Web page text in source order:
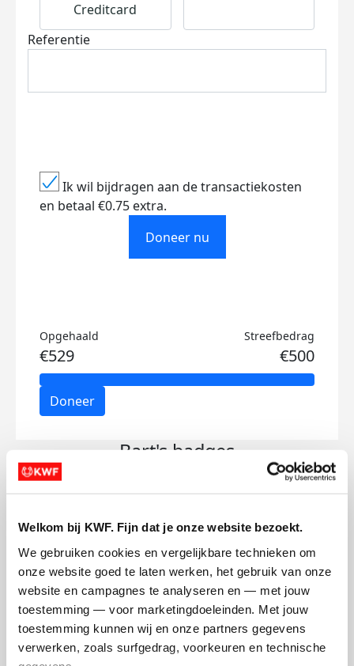
Welkom bij KWF. Fijn dat je onze website bezoekt.
We gebruiken cookies en vergelijkbare technieken om
onze website goed te laten werken, het gebruik van onze
website en campagnes te analyseren en — met jouw
toestemming — voor marketingdoeleinden. Met jouw
toestemming kunnen wij en onze partners gegevens
verwerken, zoals surfgedrag, voorkeuren en technische
Creditcard
Referentie
Ik wil bijdragen aan de transactiekosten
en betaal €0.75 extra.
Doneer nu
Opgehaald
€529
Streefbedrag
€500
Doneer
Bart's badges